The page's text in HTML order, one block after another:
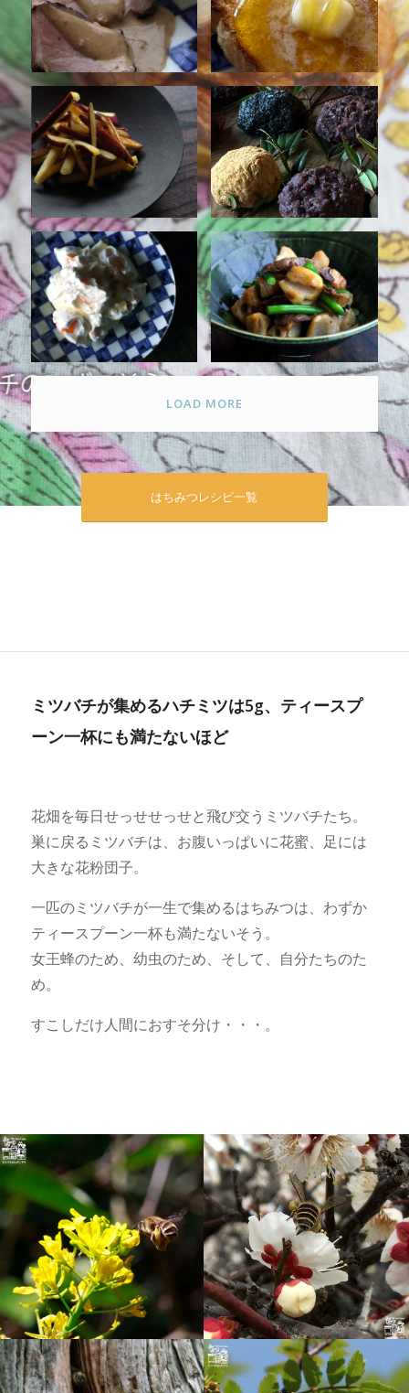
LOAD MORE
はちみつレシピ一覧
ミツバチが集めるハチミツは5g、ティースプ
ーン一杯にも満たないほど
花畑を毎日せっせせっせと飛び交うミツバチたち。
巣に戻るミツバチは、お腹いっぱいに花蜜、足には
大きな花粉団子。
一匹のミツバチが一生で集めるはちみつは、わずか
ティースプーン一杯も満たないそう。
女王蜂のため、幼虫のため、そして、自分たちのた
め。
すこしだけ人間におすそ分け・・・。